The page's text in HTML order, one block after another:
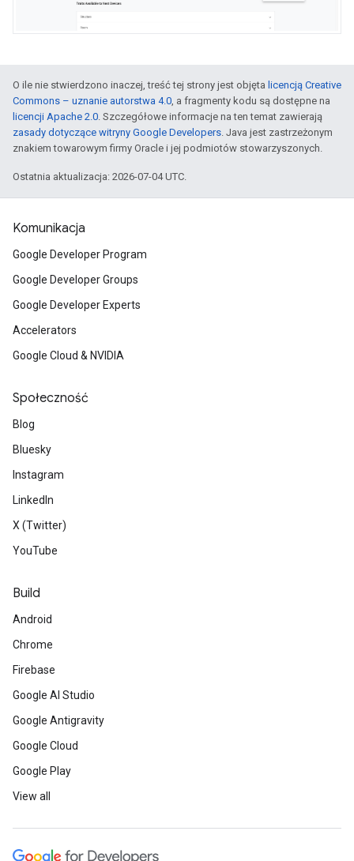
O ile nie stwierdzono inaczej, treść tej strony jest objęta licencją Creative
Commons – uznanie autorstwa 4.0 , a fragmenty kodu są dostępne na
licencji Apache 2.0 . Szczegółowe informacje na ten temat zawierają
zasady dotyczące witryny Google Developers . Java jest zastrzeżonym
znakiem towarowym firmy Oracle i jej podmiotów stowarzyszonych.
Ostatnia aktualizacja: 2026-07-04 UTC.
Komunikacja
Google Developer Program
Google Developer Groups
Google Developer Experts
Accelerators
Google Cloud & NVIDIA
Społeczność
Blog
Bluesky
Instagram
LinkedIn
X (Twitter)
YouTube
Build
Android
Chrome
Firebase
Google AI Studio
Google Antigravity
Google Cloud
Google Play
View all